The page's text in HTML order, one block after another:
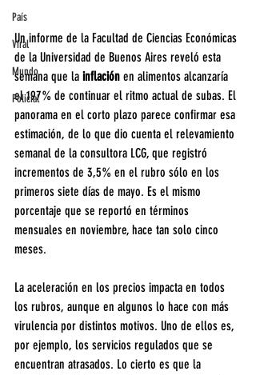
País
Viral
Mundo
Policial
Un informe de la Facultad de Ciencias Económicas
de la Universidad de Buenos Aires reveló esta
semana que la inflación en alimentos alcanzaría
el 197% de continuar el ritmo actual de subas. El
panorama en el corto plazo parece confirmar esa
estimación, de lo que dio cuenta el relevamiento
semanal de la consultora LCG, que registró
incrementos de 3,5% en el rubro sólo en los
primeros siete días de mayo. Es el mismo
porcentaje que se reportó en términos
mensuales en noviembre, hace tan solo cinco
meses.
La aceleración en los precios impacta en todos
los rubros, aunque en algunos lo hace con más
virulencia por distintos motivos. Uno de ellos es,
por ejemplo, los servicios regulados que se
encuentran atrasados. Lo cierto es que la